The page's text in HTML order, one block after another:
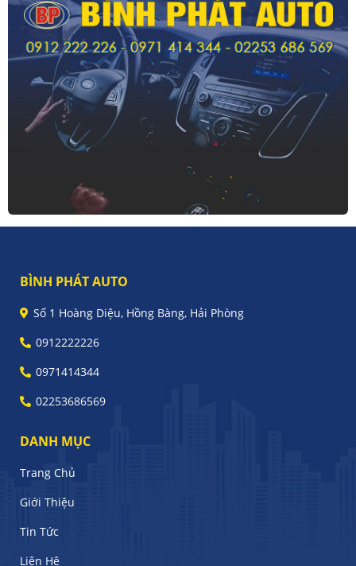
BÌNH PHÁT AUTO
Số 1 Hoàng Diệu, Hồng Bàng, Hải Phòng
0912222226
0971414344
02253686569
DANH MỤC
Trang Chủ
Giới Thiệu
Tin Tức
Liên Hệ